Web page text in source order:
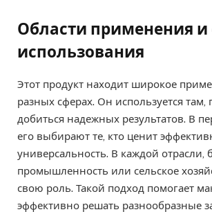
Области применения и
использования
Этот продукт находит широкое
разных сферах. Он используется там,
добиться надежных результатов. В
его выбирают те, кто ценит
универсальность. В каждой отрасли,
промышленность или сельское
свою роль. Такой подход помогает
эффективно решать разнообразные